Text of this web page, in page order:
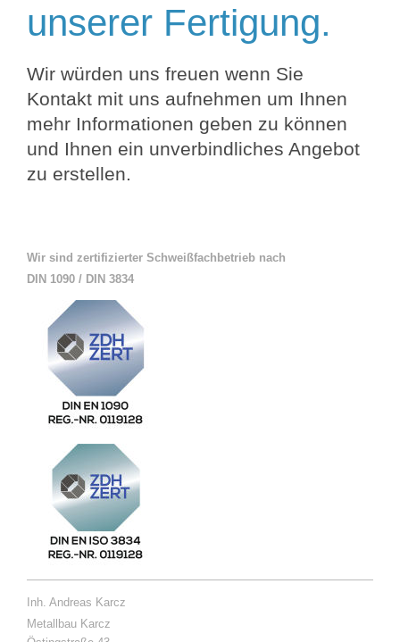
unserer Fertigung.
Wir würden uns freuen wenn Sie
Kontakt mit uns aufnehmen um Ihnen
mehr Informationen geben zu können
und Ihnen ein unverbindliches Angebot
zu erstellen.
Wir sind zertifizierter Schweißfachbetrieb nach
DIN 1090 / DIN 3834
Inh. Andreas Karcz
Metallbau Karcz